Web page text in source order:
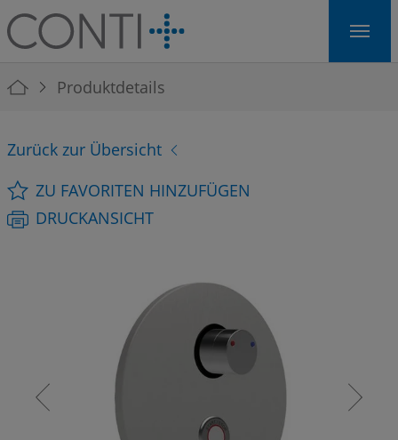
Skip to main navigation
Skip to main content
Skip to page footer
You are here:
Produktdetails
Zurück zur Übersicht
ZU FAVORITEN HINZUFÜGEN
DRUCKANSICHT